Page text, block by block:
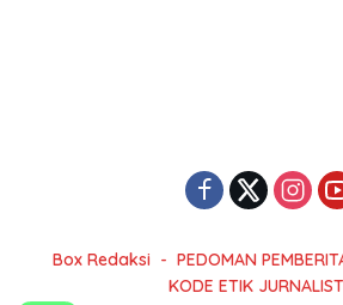
Box Redaksi
PEDOMAN
KODE ETIK